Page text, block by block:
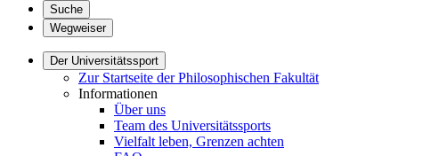
Suche
Wegweiser
Der Universitätssport
Zur Startseite der Philosophischen Fakultät
Informationen
Über uns
Team des Universitätssports
Vielfalt leben, Grenzen achten